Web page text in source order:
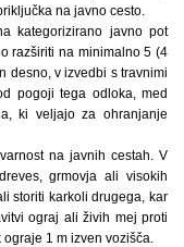
na javno cesto.
kategorizirano javno pot
razširiti na minimalno 5 (4
desno, v izvedbi s travnimi
pogoji tega odloka, med
ki veljajo za ohranjanje
na javnih cestah. V
grmovja ali visokih
storiti karkoli drugega, kar
ograj ali živih mej proti
1 m izven vozišča.